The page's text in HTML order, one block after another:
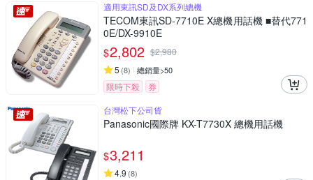
適用東訊SD及DX系列總機
TECOM東訊SD-7710E X總機用話機 ■替代771
0E/DX-9910E
$2,802 $2,980
5 (8) 總銷量>50
限時下殺
券
台灣松下公司貨
Panasonic國際牌 KX-T7730X 總機用話機
$3,211
4.9 (8)